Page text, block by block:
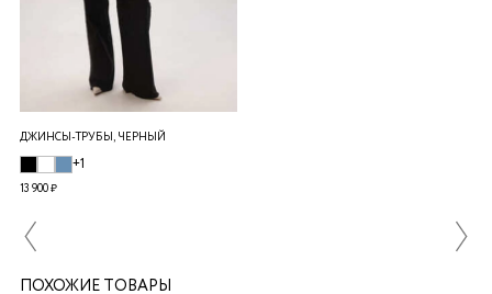
ДЖИНСЫ-ТРУБЫ, ЧЕРНЫЙ
+1
13 900 ₽
ПОХОЖИЕ ТОВАРЫ